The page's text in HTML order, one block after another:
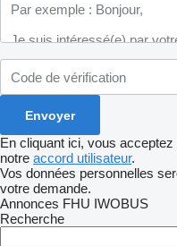
En cliquant ici, vous acceptez
notre accord utilisateur.
Vos données personnelles
votre demande.
Annonces FHU IWOBUS
Recherche